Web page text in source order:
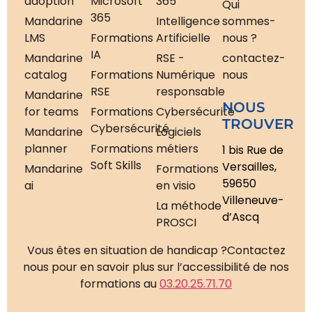
Mandarine
LMS
Mandarine
catalog
Mandarine
for teams
Mandarine
planner
Mandarine
ai
365
Formations
IA
Formations
RSE
Formations
Cybersécurité
Formations
Soft Skills
Intelligence
Artificielle
RSE -
Numérique
responsable
Cybersécurité
Logiciels
métiers
Formations
en visio
La méthode
PROSCI
Qui
sommes-
nous ?
contactez-
nous
NOUS
TROUVER
1 bis Rue de
Versailles,
59650
Villeneuve-
d’Ascq
Vous êtes en situation de handicap ?Contactez
nous pour en savoir plus sur l’accessibilité de nos
formations au03.20.25.71.70